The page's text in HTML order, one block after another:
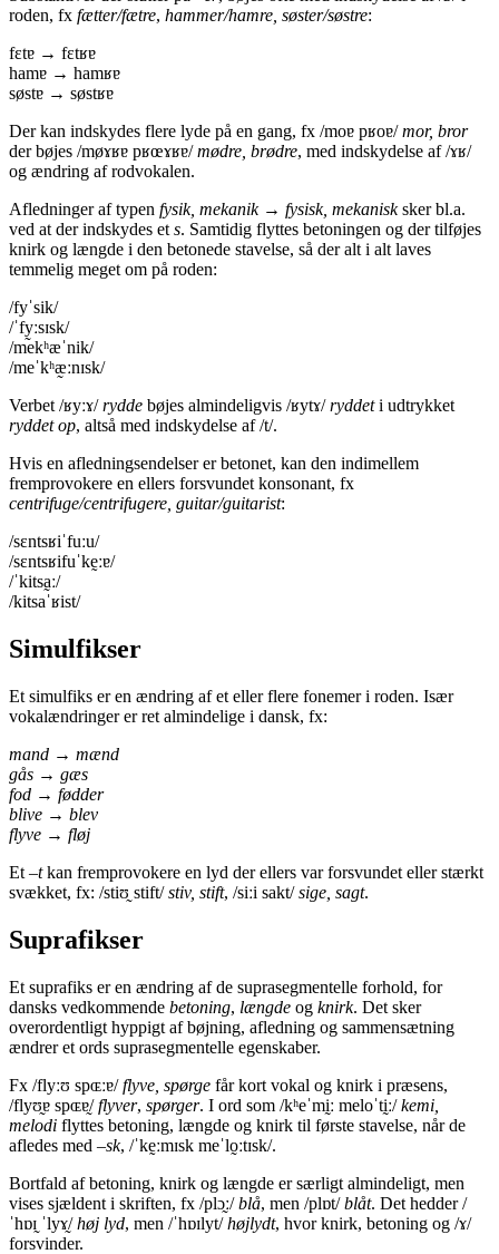
roden, fx fætter/fætre, hammer/hamre, søster/søstre:
fɛtɐ → fɛtʁɐ
hamɐ → hamʁɐ
søstɐ → søstʁɐ
Der kan indskydes flere lyde på en gang, fx /moɐ pʁoɐ/mor, bror
der bøjes /møɤʁɐ pʁœɤʁɐ/mødre, brødre, med indskydelse af /ɤʁ/
og ændring af rodvokalen.
Afledninger af typen fysik, mekanik→ fysisk, mekanisksker bl.a.
ved at der indskydes et s. Samtidig flyttes betoningen og der tilføjes
knirk og længde i den betonede stavelse, så der alt i alt laves
temmelig meget om på roden:
/fyˈsik/
/ˈfy̰ːsɪsk/
/mekʰæˈnik/
/meˈkʰæ̰ːnɪsk/
Verbet /ʁyːɤ/rydde bøjes almindeligvis /ʁytɤ/ryddeti udtrykket
ryddet op, altså med indskydelse af /t/.
Hvis en afledningsendelser er betonet, kan den indimellem
fremprovokere en ellers forsvundet konsonant, fx
centrifuge/centrifugere, guitar/guitarist:
/sɛntsʁiˈfuːu/
/sɛntsʁifuˈkḛːɐ/
/ˈkitsa̰ː/
/kitsaˈʁist/
Simulfikser
Et simulfiks er en ændring af et eller flere fonemer i roden. Især
vokalændringer er ret almindelige i dansk, fx:
mand → mænd
gås → gæs
fod → fødder
blive → blev
flyve → fløj
Et –tkan fremprovokere en lyd der ellers var forsvundet eller stærkt
svækket, fx: /stiʊ̰ stift/stiv, stift, /siːi sakt/sige, sagt.
Suprafikser
Et suprafiks er en ændring af de suprasegmentelle forhold, for
dansks vedkommende betoning, længde og knirk. Det sker
overordentligt hyppigt af bøjning, afledning og sammensætning
ændrer et ords suprasegmentelle egenskaber.
Fx /flyːʊ spɶːɐ/flyve, spørge får kort vokal og knirk i præsens,
/flyʊ̰ɐ spɶɐ̰/flyver, spørger. I ord som /kʰeˈmḭː meloˈtḭː/kemi,
melodi flyttes betoning, længde og knirk til første stavelse, når de
afledes med –sk, /ˈkḛːmɪsk meˈlo̰ːtɪsk/.
Bortfald af betoning, knirk og længde er særligt almindeligt, men
vises sjældent i skriften, fx /plɔ̰ː/blå, men /plɒt/blåt. Det hedder /
ˈhɒɪ̰ ˈlyɤ̰/høj lyd, men /ˈhɒɪlyt/højlydt, hvor knirk, betoning og /ɤ/
forsvinder.